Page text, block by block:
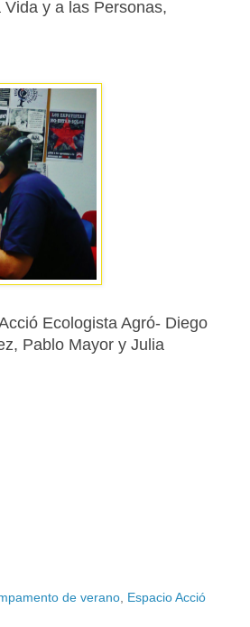
y a las Personas,
Ecologista Agró- Diego
Pablo Mayor y Julia
de verano, Espacio Acció